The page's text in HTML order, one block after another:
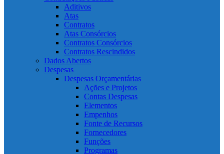
Aditivos
Atas
Contratos
Atas Consórcios
Contratos Consórcios
Contratos Rescindidos
Dados Abertos
Despesas
Despesas Orçamentárias
Ações e Projetos
Contas Despesas
Elementos
Empenhos
Fonte de Recursos
Fornecedores
Funções
Programas